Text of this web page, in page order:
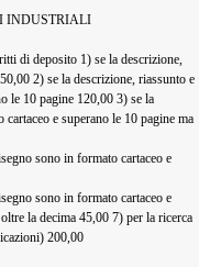
INDUSTRIALI
di deposito 1) se la descrizione,
2) se la descrizione, riassunto e
le 10 pagine 120,00 3) se la
e superano le 10 pagine ma
sono in formato cartaceo e
sono in formato cartaceo e
la decima 45,00 7) per la ricerca
200,00